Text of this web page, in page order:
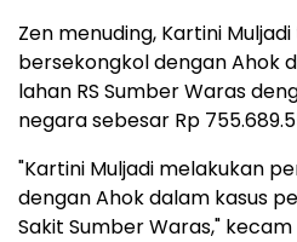
Zen menuding, Kartini
bersekongkol dengan Ahok
lahan RS Sumber Waras
negara sebesar Rp
"Kartini Muljadi melakukan
dengan Ahok dalam kasus
Sakit Sumber Waras," kecam